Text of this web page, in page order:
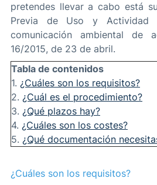
pretendes llevar a cabo está
Previa de Uso y Actividad
comunicación ambiental de
16/2015, de 23 de abril.
Tabla de contenidos
1. ¿Cuáles son los requisitos?
2. ¿Cuál es el procedimiento?
3. ¿Qué plazos hay?
4. ¿Cuáles son los costes?
5. ¿Qué documentación
¿Cuáles son los requisitos?